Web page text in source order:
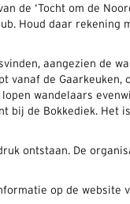
de ‘Tocht om de
Houd daar rekening
aangezien de
vanaf de Gaarkeuken,
wandelaars
bij de Bokkediek. Het
ontstaan. De
op de website